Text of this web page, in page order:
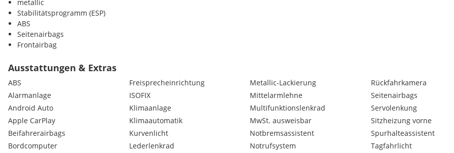
metallic
Stabilitätsprogramm (ESP)
ABS
Seitenairbags
Frontairbag
Servolenkung
Reifendruckkontrolle
Sonnenschutzverglasung
Wegfahrsperre
Frontantrieb
Ausstattungen & Extras
ABS
Alarmanlage
Android Auto
Apple CarPlay
Beifahrerairbags
Bordcomputer
Freisprecheinrichtung
ISOFIX
Klimaanlage
Klimaautomatik
Kurvenlicht
Lederlenkrad
Metallic-Lackierung
Mittelarmlehne
Multifunktionslenkrad
MwSt. ausweisbar
Notbremsassistent
Notrufsystem
Rückfahrkamera
Seitenairbags
Servolenkung
Sitzheizung vorne
Spurhalteassistent
Tagfahrlicht